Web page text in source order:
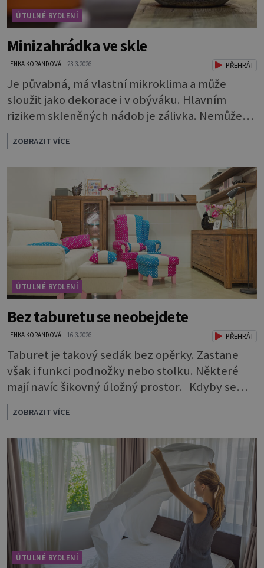
ÚTULNÉ BYDLENÍ
Minizahrádka ve skle
LENKA KORANDOVÁ 23.3.2026 PŘEHRÁT
Je půvabná, má vlastní mikroklima a může
sloužit jako dekorace i v obýváku. Hlavním
rizikem skleněných nádob je zálivka. Nemůže
odtékat a bude se hromadit u dna. To by rychle
vedlo k zahnívání rostlin. Proto je nutné
vytvořit dostatečně vysokou drenážní vrstvu,
která vodu pojme a bude chránit kořeny.
Potřebuje 3 vrstvy: * Na dno dobře vymyté
nádoby naskládejte omyté oblázky. Vrstva by m
ZOBRAZIT VÍCE
ÚTULNÉ BYDLENÍ
Bez taburetu se neobejdete
LENKA KORANDOVÁ 16.3.2026 PŘEHRÁT
Taburet je takový sedák bez opěrky. Zastane
však i funkci podnožky nebo stolku. Některé
mají navíc šikovný úložný prostor. Kdyby se
rozdávaly ceny za nejskromnější, a přitom
užitečný a praktický kus nábytku, určitě by
vyhrál taburet. Je nevtíravý, nenápadný, klidně
si sedí opodál a čeká, až na něj přijde řada, aniž
by jakkoli rušil nebo překážel. A když je ho
zapotřebí, je pohotově p
ZOBRAZIT VÍCE
ÚTULNÉ BYDLENÍ